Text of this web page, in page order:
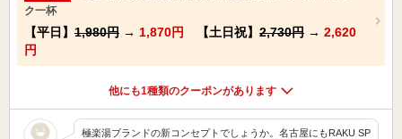
ク一杯
【平日】 1,980円 → 1,870円 【土日祝】 2,730円 → 2,620
円
他にも1種類のクーポンがあります
極楽湯ブランドの新コンセプトでしょうか。名古屋にもRAKU SP